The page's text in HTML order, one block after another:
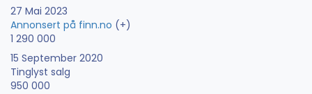
27 Mai 2023
Annonsert på finn.no (+)
1 290 000
15 September 2020
Tinglyst salg
950 000